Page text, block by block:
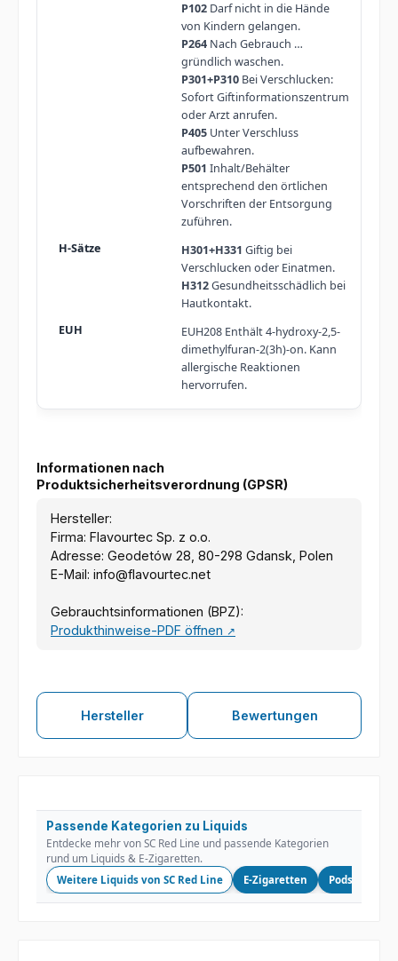
P102Darf nicht in die Hände
von Kindern gelangen.
P264Nach Gebrauch …
gründlich waschen.
P301+P310Bei Verschlucken:
Sofort Giftinformationszentrum
oder Arzt anrufen.
P405Unter Verschluss
aufbewahren.
P501 Inhalt/Behälter
entsprechend den örtlichen
Vorschriften der Entsorgung
zuführen.
H301+H331 Giftig bei
Verschlucken oder Einatmen.
H312Gesundheitsschädlich bei
Hautkontakt.
EUH208 Enthält 4-hydroxy-2,5-
dimethylfuran-2(3h)-on. Kann
allergische Reaktionen
hervorrufen.
Informationen nach
Produktsicherheitsverordnung (GPSR)
Hersteller:
Firma: Flavourtec Sp. z o.o.
Adresse: Geodetów 28, 80-298 Gdansk, Polen
E-Mail: info@flavourtec.net
Gebrauchtsinformationen (BPZ):
Produkthinweise-PDF öffnen ↗
Hersteller Bewertungen
Passende Kategorien zu Liquids
Entdecke mehr von SC Red Line und passende Kategorien
rund um Liquids & E-Zigaretten.
Weitere Liquids von SC Red Line E-Zigaretten Podsysteme